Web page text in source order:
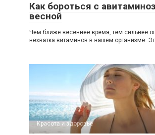
Как бороться с
весной
Чем ближе весеннее время, тем сильнее
нехватка витаминов в нашем организме.
Красота и здоровье